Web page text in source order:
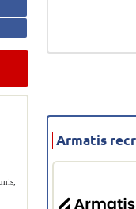
Armatis